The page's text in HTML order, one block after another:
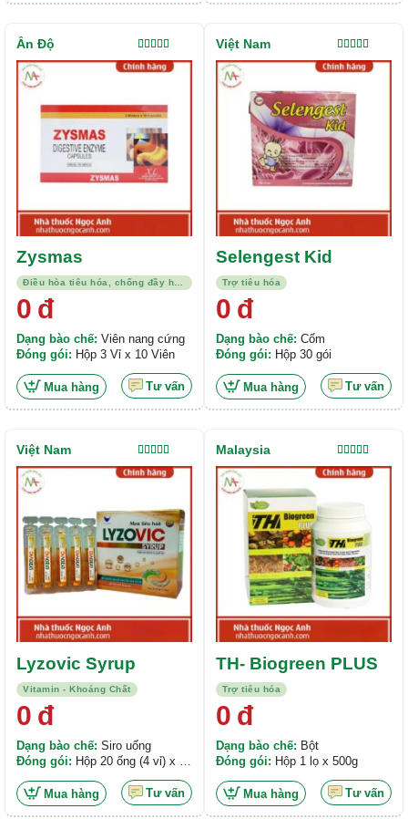
Zysmas
Được xếp
hạng5.00
0 đ
Dạng bào chế: Viên nang cứng
Đóng gói: Hộp 3 Vỉ x 10 Viên
Mua hàng Tư vấn
Ấn Độ
Trợ tiêu hóa
Selengest Kid
Được xếp
hạng5.00
0 đ
Dạng bào chế: Cốm
Đóng gói: Hộp 30 gói
Mua hàng Tư vấn
Việt Nam
Vitamin - Khoáng Chất
Lyzovic Syrup
Được xếp
hạng5.00
0 đ
Dạng bào chế: Siro uống
Đóng gói: Hộp 20 ống (4 vỉ) x 10
Mua hàng
Tư vấn
Việt Nam
Trợ tiêu hóa
TH- Biogreen PLUS
Được xếp
hạng4.00
0 đ
Dạng bào chế: Bột
Đóng gói: Hộp 1 lọ x 500g
Mua hàng Tư vấn
Malaysia